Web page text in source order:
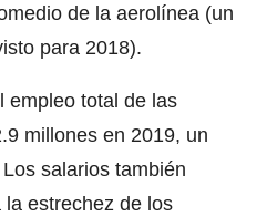
de la aerolínea (un
para 2018).
empleo total de las
millones en 2019, un
salarios también
estrechez de los